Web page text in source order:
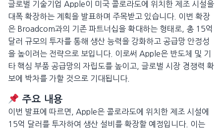
글로벌 기술기업 Apple이 미국 콜로라도에 위치한 제조 시설을
대폭 확장하는 계획을 발표하며 주목받고 있습니다. 이번 확장
은 Broadcom과의 기존 파트너십을 확대하는 형태로, 총 15억
달러 규모의 투자를 통해 생산 능력을 강화하고 공급망 안정성
을 높이려는 전략으로 보입니다. 이로써 Apple은 반도체 및 기
타 핵심 부품 공급망의 자립도를 높이고, 글로벌 시장 경쟁력 확
보에 박차를 가할 것으로 기대됩니다.
주요 내용
이번 발표에 따르면, Apple은 콜로라도에 위치한 제조 시설에
15억 달러를 투자하여 생산 설비를 확장할 예정입니다. 이는